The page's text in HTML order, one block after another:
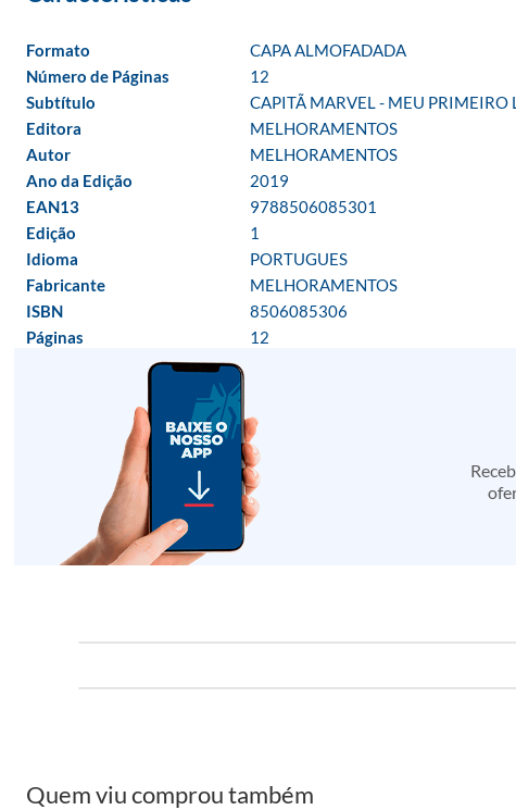
Formato
CAPA ALMOFADADA
Número de Páginas
12
Subtítulo
CAPITÃ MARVEL - MEU PRIMEIRO
Editora
MELHORAMENTOS
Autor
MELHORAMENTOS
Ano da Edição
2019
EAN13
9788506085301
Edição
1
Idioma
PORTUGUES
Fabricante
MELHORAMENTOS
ISBN
8506085306
Páginas
12
Quem viu comprou também